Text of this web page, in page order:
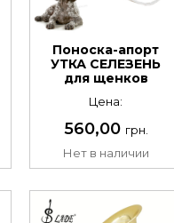
Поноска-апорт
УТКА СЕЛЕЗЕНЬ
для щенков
Цена:
560,00 грн.
Нет в наличии